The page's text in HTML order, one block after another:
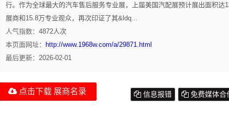
行。作为全球最大的汽车售后服务专业展，上届美国汽配展预计展出面积达
展商和15.8万专业观众，再次印证了其&ldq...
人气指数： 4872人次
本页面网址：
http://www.1968w.com/a/29871.html
最后更新： 2026-02-01
点击下载 展商名录 免费媒体合
信息报错